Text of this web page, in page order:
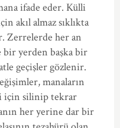
ifade eder. Külli
akıl almaz sıklıkta
Zerrelerde her an
bir yerden başka bir
geçişler gözlenir.
manaların
için silinip tekrar
her yerine dar bir